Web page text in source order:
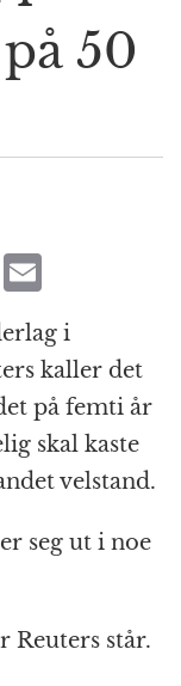
50
P
m
ai
l
i
kaller det
på femti år
skal kaste
velstand.
seg ut i noe
Reuters står.